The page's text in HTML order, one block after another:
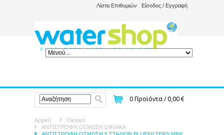
Λίστα Επιθυμιών Είσοδος / Εγγραφή
0Προϊόντα /0,00 €
Αρχική
Οικιακά
ΑΝΤΙΣΤΡΟΦΗ ΟΣΜΩΣΗ ΟΙΚΙΑΚΑ